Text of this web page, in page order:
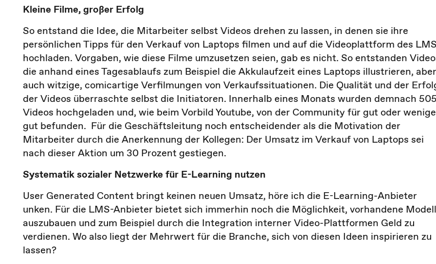
Kleine Filme, großer Erfolg
So entstand die Idee, die Mitarbeiter selbst Videos drehen zu lassen, in denen sie ihre
persönlichen Tipps für den Verkauf von Laptops filmen und auf die Videoplattform des LMS
hochladen. Vorgaben, wie diese Filme umzusetzen seien, gab es nicht. So entstanden
die anhand eines Tagesablaufs zum Beispiel die Akkulaufzeit eines Laptops illustrieren, aber
auch witzige, comicartige Verfilmungen von Verkaufssituationen. Die Qualität und der
der Videos überraschte selbst die Initiatoren. Innerhalb eines Monats wurden demnach 505
Videos hochgeladen und, wie beim Vorbild Youtube, von der Community für gut oder
gut befunden. Für die Geschäftsleitung noch entscheidender als die Motivation der
Mitarbeiter durch die Anerkennung der Kollegen: Der Umsatz im Verkauf von Laptops sei
nach dieser Aktion um 30 Prozent gestiegen.
Systematik sozialer Netzwerke für E-Learning nutzen
User Generated Content bringt keinen neuen Umsatz, höre ich die E-Learning-Anbieter
unken. Für die LMS-Anbieter bietet sich immerhin noch die Möglichkeit, vorhandene
auszubauen und zum Beispiel durch die Integration interner Video-Plattformen Geld zu
verdienen. Wo also liegt der Mehrwert für die Branche, sich von diesen Ideen inspirieren zu
lassen?